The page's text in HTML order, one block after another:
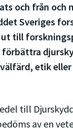
och från
Sveriges
till
etik
till
av en